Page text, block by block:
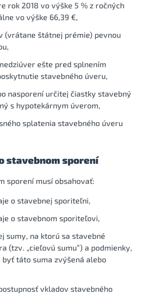
rok 2018 vo výške 5 % z ročných
vo výške 66,39 €,
(vrátane štátnej prémie) pevnou
ešte pred splnením
stavebného úveru,
nasporení určitej čiastky stavebný
s hypotekárnym úverom,
splatenia stavebného úveru
stavebnom sporení
sporení musí obsahovať:
o stavebnej sporiteľni,
o stavebnom sporiteľovi,
sumy, na ktorú sa stavebné
(tzv. „cieľovú sumu“) a podmienky,
táto suma zvýšená alebo
vkladov stavebného